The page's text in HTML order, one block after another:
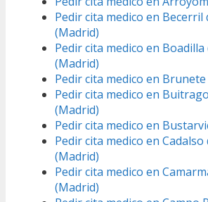
Pedir cita medico en Becerril
(Madrid)
Pedir cita medico en
(Madrid)
Pedir cita medico en
Pedir cita medico en
(Madrid)
Pedir cita medico en
Pedir cita medico en
(Madrid)
Pedir cita medico en
(Madrid)